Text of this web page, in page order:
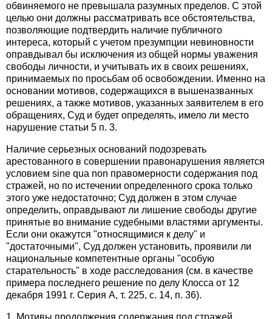
обвиняемого не превышала разумных пределов. С этой
целью они должны рассматривать все обстоятельства,
позволяющие подтвердить наличие публичного
интереса, который с учетом презумпции невиновности
оправдывал бы исключения из общей нормы уважения
свободы личности, и учитывать их в своих решениях,
принимаемых по просьбам об освобождении. Именно на
основании мотивов, содержащихся в вышеназванных
решениях, а также мотивов, указанных заявителем в его
обращениях, Суд и будет определять, имело ли место
нарушение статьи 5 п. 3.
Наличие серьезных оснований подозревать
арестованного в совершении правонарушения является
условием sine qua non правомерности содержания под
стражей, но по истечении определенного срока только
этого уже недостаточно; Суд должен в этом случае
определить, оправдывают ли лишение свободы другие
принятые во внимание судебными властями аргументы.
Если они окажутся "относящимися к делу" и
"достаточными", Суд должен установить, проявили ли
национальные компетентные органы "особую
старательность" в ходе расследования (см. в качестве
примера последнего решение по делу Клосса от 12
декабря 1991 г. Серия А, т. 225, с. 14, п. 36).
1. Мотивы продолжения содержания под стражей